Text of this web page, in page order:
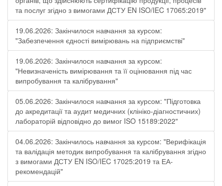
та послуг згідно з вимогами ДСТУ EN ISO/IEC 17065:2019"
19.06.2026: Закінчилося навчання за курсом:
"Забезпечення єдності вимірювань на підприємстві"
19.06.2026: Закінчилося навчання за курсом:
"Невизначеність вимірювання та її оцінювання під час
випробування та калібрування"
05.06.2026: Закінчилося навчання за курсом: "Підготовка
до акредитації та аудит медичних (клініко-діагностичних)
лабораторій відповідно до вимог ISO 15189:2022"
04.06.2026: Закінчилось навчання за курсом: "Верифікація
та валідація методик випробування та калібрування згідно
з вимогами ДСТУ EN ISO/IEC 17025:2019 та ЕА-
рекомендацій"